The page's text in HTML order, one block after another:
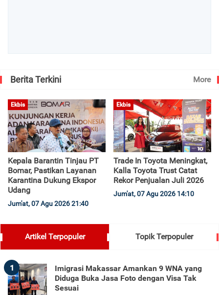
Berita Terkini More
Ekbis
Kepala Barantin Tinjau PT
Bomar, Pastikan Layanan
Karantina Dukung Ekspor
Udang
Jum'at, 07 Agu 2026 21:40
Ekbis
Trade In Toyota Meningkat,
Kalla Toyota Trust Catat
Rekor Penjualan Juli 2026
Jum'at, 07 Agu 2026 14:10
Artikel Terpopuler Topik Terpopuler
1
Imigrasi Makassar Amankan 9 WNA yang
Diduga Buka Jasa Foto dengan Visa Tak
Sesuai